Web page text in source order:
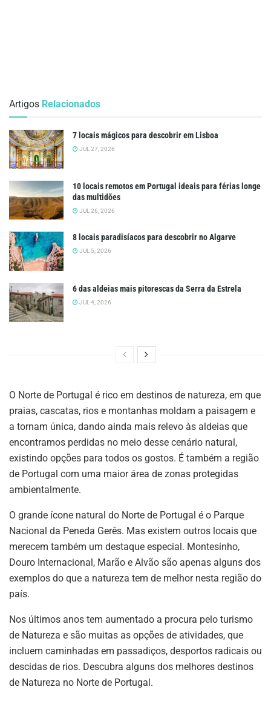
Artigos Relacionados
7 locais mágicos para descobrir em Lisboa
JUL 27, 2026
10 locais remotos em Portugal ideais para férias longe
das multidões
JUL 26, 2026
8 locais paradisíacos para descobrir no Algarve
JUL 5, 2026
6 das aldeias mais pitorescas da Serra da Estrela
JUL 4, 2026
O Norte de Portugal é rico em destinos de natureza, em que
praias, cascatas, rios e montanhas moldam a paisagem e
a tornam única, dando ainda mais relevo às aldeias que
encontramos perdidas no meio desse cenário natural,
existindo opções para todos os gostos. É também a região
de Portugal com uma maior área de zonas protegidas
ambientalmente.
O grande ícone natural do Norte de Portugal é o Parque
Nacional da Peneda Gerês. Mas existem outros locais que
merecem também um destaque especial. Montesinho,
Douro Internacional, Marão e Alvão são apenas alguns dos
exemplos do que a natureza tem de melhor nesta região do
país.
Nos últimos anos tem aumentado a procura pelo turismo
de Natureza e são muitas as opções de atividades, que
incluem caminhadas em passadiços, desportos radicais ou
descidas de rios. Descubra alguns dos melhores destinos
de Natureza no Norte de Portugal.